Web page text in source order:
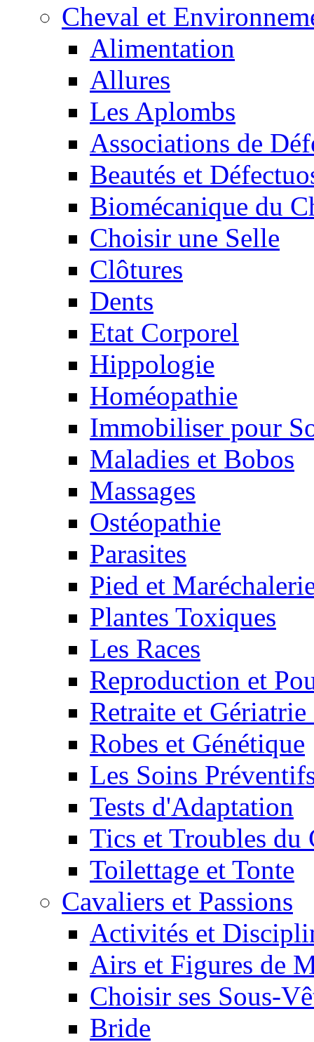
Cheval et
Alimentation
Allures
Les Aplombs
Associations de
Beautés et
Biomécanique du
Choisir une Selle
Clôtures
Dents
Etat Corporel
Hippologie
Homéopathie
Immobiliser pour
Maladies et Bobos
Massages
Ostéopathie
Parasites
Pied et
Plantes Toxiques
Les Races
Reproduction et
Retraite et
Robes et Génétique
Les Soins
Tests d'Adaptation
Tics et Troubles du
Toilettage et Tonte
Cavaliers et Passions
Activités et
Airs et Figures de
Choisir ses Sous-
Bride